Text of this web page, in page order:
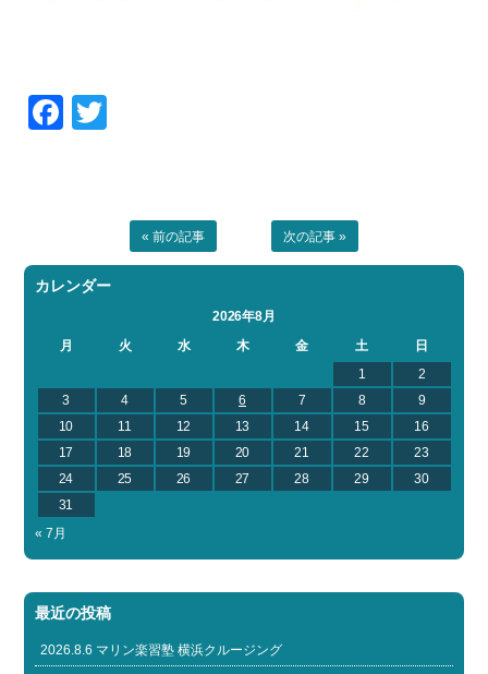
Facebook
« 前の記事 次の記事 »
カレンダー
2026年8月
月
火 水 木 金 土
日
1
2
3
4 5 6 7 8
9
10
11 12 13 14 15
16
17
18 19 20 21 22
23
24
25 26 27 28 29
30
31
« 7月
最近の投稿
2026.8.6 マリン楽習塾 横浜クルージング